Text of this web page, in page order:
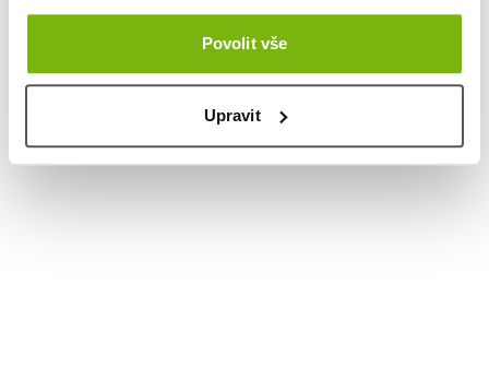
Povolit vše
Upravit